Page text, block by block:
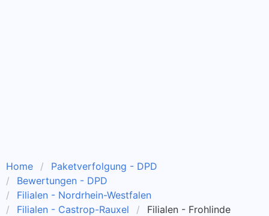
Home
Paketverfolgung - DPD
Bewertungen - DPD
Filialen - Nordrhein-Westfalen
Filialen - Castrop-Rauxel
Filialen - Frohlinde